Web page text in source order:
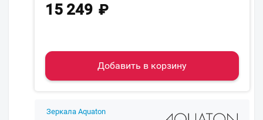
15 249 ₽
Добавить в корзину
Зеркала Aquaton